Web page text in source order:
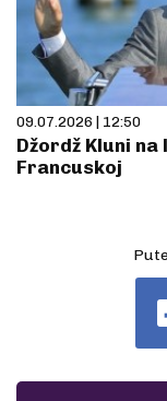
09.07.2026 | 12:50
Džordž Kluni
Francuskoj